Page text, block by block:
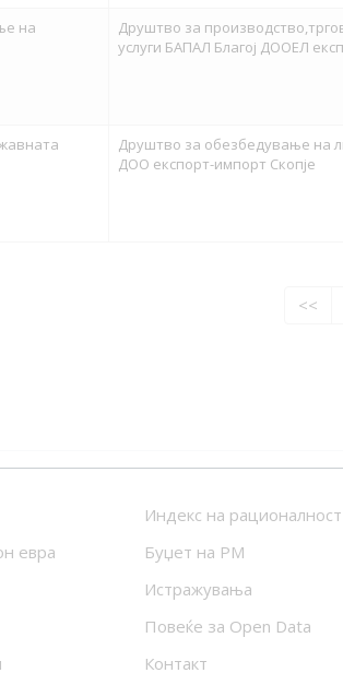
на
Друштво за
услуги БАПАЛ Благој ДООЕЛ
Друштво за обезбедување на
ДОО експорт-импорт Скопје
<<
евра
Индекс на рационалност
Буџет на РМ
Истражувања
Повеќе за Open Data
Контакт